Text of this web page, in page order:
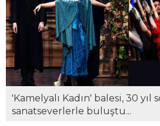
'Kamelyalı Kadın' balesi, 30 yıl
sanatseverlerle buluştu...